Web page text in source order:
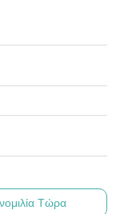
Τώρα